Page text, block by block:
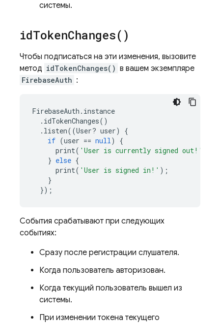
системы.
idTokenChanges()
Чтобы подписаться на эти изменения, вызовите
метод idTokenChanges() в вашем экземпляре
FirebaseAuth :
FirebaseAuth . instance
. idTokenChanges()
. listen((User? user)
{
if (user == null)
{
print( 'User is currently signed out!'
} else {
print( 'User is signed in!' );
}
});
События срабатывают при следующих
событиях:
Сразу после регистрации слушателя.
Когда пользователь авторизован.
Когда текущий пользователь вышел из
системы.
При изменении токена текущего